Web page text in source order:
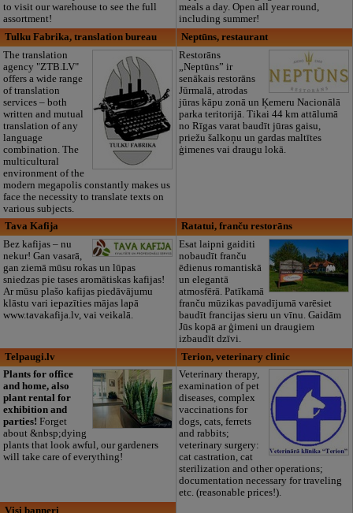
to visit our warehouse to see the full
assortment!
meals a day. Open all year round,
including summer!
Tulku Fabrika, translation bureau
The translation
agency "ZTB.LV"
offers a wide range
of translation
services – both
written and mutual
translation of any
language
combination. The
multicultural
environment of the
modern megapolis constantly makes us
face the necessity to translate texts on
various subjects.
Neptūns, restaurant
Restorāns
„Neptūns” ir
senākais restorāns
Jūrmalā, atrodas
jūras kāpu zonā un Ķemeru Nacionālā
parka teritorijā. Tikai 44 km attālumā
no Rīgas varat baudīt jūras gaisu,
priežu šalkoņu un gardas maltītes
ģimenes vai draugu lokā.
Tava Kafija
Bez kafijas – nu
nekur! Gan vasarā,
gan ziemā mūsu rokas un lūpas
sniedzas pie tases aromātiskas kafijas!
Ar mūsu plašo kafijas piedāvājumu
klāstu vari iepazīties mājas lapā
www.tavakafija.lv, vai veikalā.
Ratatui, franču restorāns
Esat laipni gaiditi
nobaudīt franču
ēdienus romantiskā
un elegantā
atmosfērā. Patīkamā
franču mūzikas pavadījumā varēsiet
baudīt francijas sieru un vīnu. Gaidām
Jūs kopā ar ģimeni un draugiem
izbaudīt dzīvi.
Telpaugi.lv
Plants for office
and home, also
plant rental for
exhibition and
parties! Forget
about &nbsp;dying
plants that look awful, our gardeners
will take care of everything!
Terion, veterinary clinic
Veterinary therapy,
examination of pet
diseases, complex
vaccinations for
dogs, cats, ferrets
and rabbits;
veterinary surgery:
cat castration, cat
sterilization and other operations;
documentation necessary for traveling
etc. (reasonable prices!).
Visi banneri